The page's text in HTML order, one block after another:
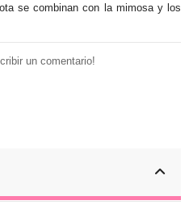
se combinan con la mimosa y los
un comentario!